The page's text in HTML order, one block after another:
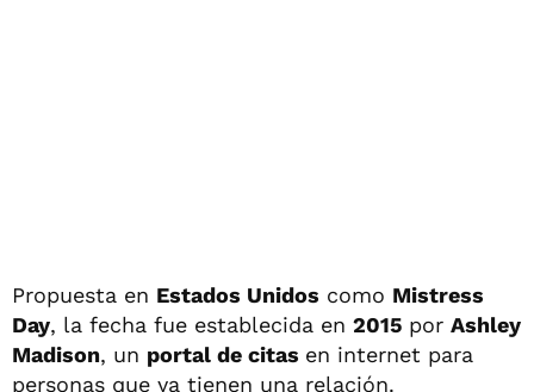
Propuesta en Estados Unidos como Mistress
Day, la fecha fue establecida en 2015 por Ashley
Madison, un portal de citas en internet para
personas que ya tienen una relación.